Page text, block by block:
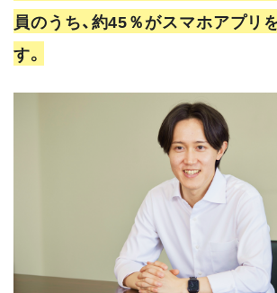
員のうち、約45％がスマホアプリ
す。